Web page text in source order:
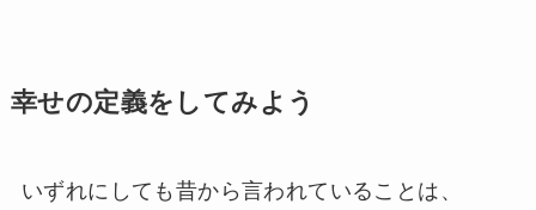
幸せの定義をしてみよう
いずれにしても昔から言われていることは、